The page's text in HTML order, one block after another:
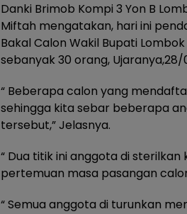
Danki Brimob Kompi 3 Yon B
Miftah mengatakan, hari ini
Bakal Calon Wakil Bupati
sebanyak 30 orang,
“ Beberapa calon yang
sehingga kita sebar beberapa
tersebut,” Jelasnya.
“ Dua titik ini anggota di
pertemuan masa pasangan
“ Semua anggota di turunkan